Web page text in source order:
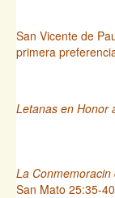
San Vicente de
primera
Letanas en Honor
La Conmemoracin
San Mato 25:35-